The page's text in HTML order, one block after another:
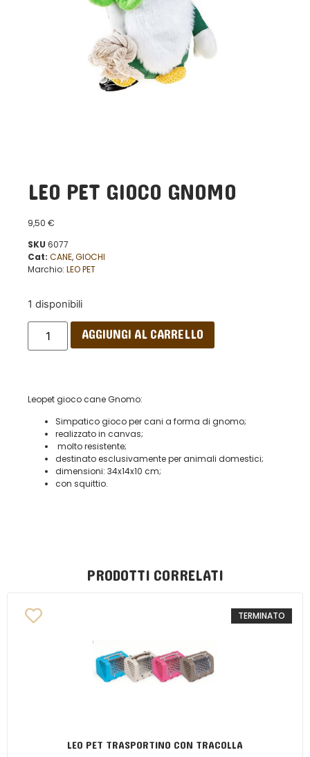
LEO PET GIOCO GNOMO
9,50 €
SKU 6077
Cat: CANE,GIOCHI
Marchio: LEO PET
1 disponibili
AGGIUNGI AL CARRELLO
Leopet gioco cane Gnomo:
Simpatico gioco per cani a forma di gnomo;
realizzato in canvas;
molto resistente;
destinato esclusivamente per animali domestici;
dimensioni: 34x14x10 cm;
con squittio.
PRODOTTI CORRELATI
TERMINATO
LEO PET TRASPORTINO CON TRACOLLA